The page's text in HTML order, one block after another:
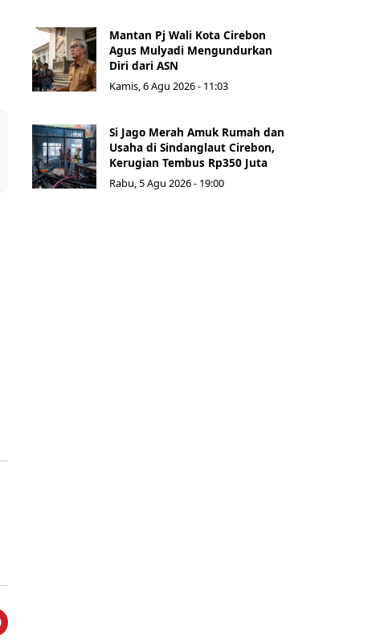
Mantan Pj Wali Kota Cirebon
Agus Mulyadi Mengundurkan
Diri dari ASN
Kamis, 6 Agu 2026 - 11:03
Si Jago Merah Amuk Rumah dan
Usaha di Sindanglaut Cirebon,
Kerugian Tembus Rp350 Juta
Rabu, 5 Agu 2026 - 19:00